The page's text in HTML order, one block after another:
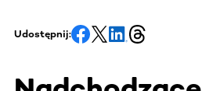
Udostępnij: